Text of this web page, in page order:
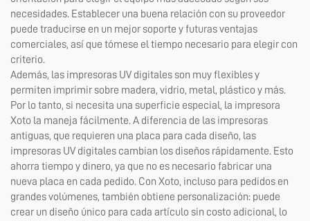
necesidades. Establecer una buena relación con su proveedor
puede traducirse en un mejor soporte y futuras ventajas
comerciales, así que tómese el tiempo necesario para elegir con
criterio.
Además, las impresoras UV digitales son muy flexibles y
permiten imprimir sobre madera, vidrio, metal, plástico y más.
Por lo tanto, si necesita una superficie especial, la impresora
Xoto la maneja fácilmente. A diferencia de las impresoras
antiguas, que requieren una placa para cada diseño, las
impresoras UV digitales cambian los diseños rápidamente. Esto
ahorra tiempo y dinero, ya que no es necesario fabricar una
nueva placa en cada pedido. Con Xoto, incluso para pedidos en
grandes volúmenes, también obtiene personalización: puede
crear un diseño único para cada artículo sin costo adicional, lo